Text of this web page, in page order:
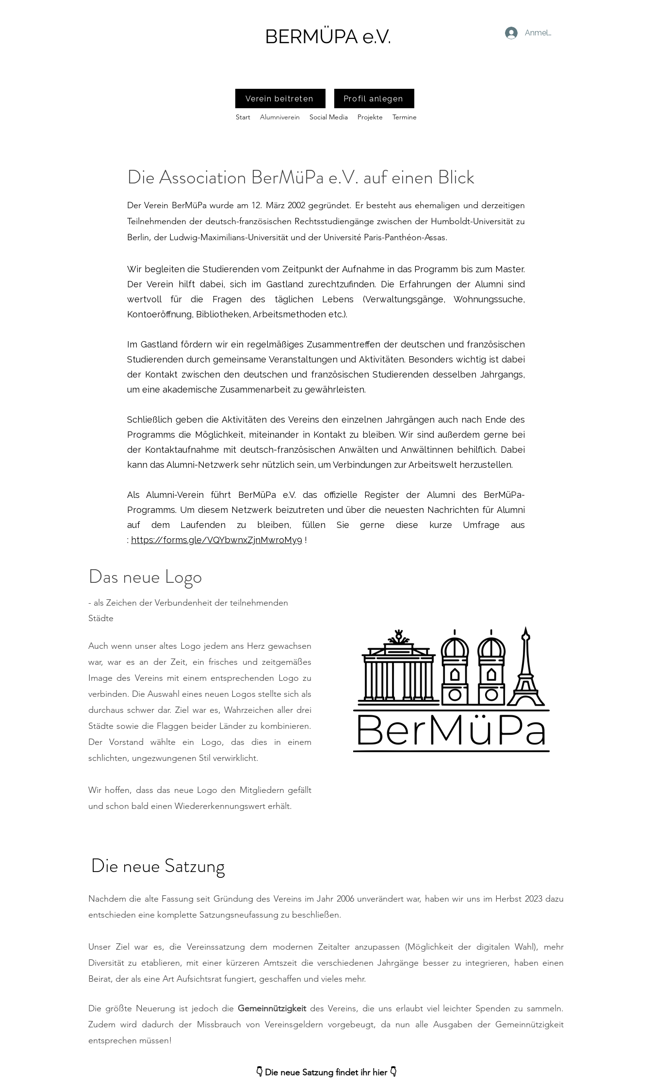
BERMÜPA e.V. Anmelden
Verein beitreten
Start Alumniverein Social Media Projekte Termine
Profil anlegen
Die Association BerMüPa e.V. auf einen Blick
Der Verein BerMüPa wurde am 12. März 2002 gegründet. Er besteht aus ehemaligen und derzeitigen
Teilnehmenden der deutsch-französischen Rechtsstudiengänge zwischen der Humboldt-Universität zu
Berlin, der Ludwig-Maximilians-Universität und der Université Paris-Panthéon-Assas.
Wir begleiten die Studierenden vom Zeitpunkt der Aufnahme in das Programm bis zum Master.
Der Verein hilft dabei, sich im Gastland zurechtzufinden. Die Erfahrungen der Alumni sind
wertvoll für die Fragen des täglichen Lebens (Verwaltungsgänge, Wohnungssuche,
Kontoeröffnung, Bibliotheken, Arbeitsmethoden etc.).
Im Gastland fördern wir ein regelmäßiges Zusammentreffen der deutschen und französischen
Studierenden durch gemeinsame Veranstaltungen und Aktivitäten. Besonders wichtig ist dabei
der Kontakt zwischen den deutschen und französischen Studierenden desselben Jahrgangs,
um eine akademische Zusammenarbeit zu gewährleisten.
Schließlich geben die Aktivitäten des Vereins den einzelnen Jahrgängen auch nach Ende des
Programms die Möglichkeit, miteinander in Kontakt zu bleiben. Wir sind außerdem gerne bei
der Kontaktaufnahme mit deutsch-französischen Anwälten und Anwältinnen behilflich. Dabei
kann das Alumni-Netzwerk sehr nützlich sein, um Verbindungen zur Arbeitswelt herzustellen.
Als Alumni-Verein führt BerMüPa e.V. das offizielle Register der Alumni des BerMüPa-
Programms. Um diesem Netzwerk beizutreten und über die neuesten Nachrichten für Alumni
auf dem Laufenden zu bleiben, füllen Sie gerne diese kurze Umfrage aus
: https://forms.gle/VQYbwnxZjnMwroMy9 !
Das neue Logo
- als Zeichen der Verbundenheit der teilnehmenden
Städte
Auch wenn unser altes Logo jedem ans Herz gewachsen
war, war es an der Zeit, ein frisches und zeitgemäßes
Image des Vereins mit einem entsprechenden Logo zu
verbinden. Die Auswahl eines neuen Logos stellte sich als
durchaus schwer dar. Ziel war es, Wahrzeichen aller drei
Städte sowie die Flaggen beider Länder zu kombinieren.
Der Vorstand wählte ein Logo, das dies in einem
schlichten, ungezwungenen Stil verwirklicht.
Wir hoffen, dass das neue Logo den Mitgliedern gefällt
und schon bald einen Wiedererkennungswert erhält.
Die neue Satzung
Nachdem die alte Fassung seit Gründung des Vereins im Jahr 2006 unverändert war, haben wir uns im Herbst 2023 dazu
entschieden eine komplette Satzungsneufassung zu beschließen.
Unser Ziel war es, die Vereinssatzung dem modernen Zeitalter anzupassen (Möglichkeit der digitalen Wahl), mehr
Diversität zu etablieren, mit einer kürzeren Amtszeit die verschiedenen Jahrgänge besser zu integrieren, haben einen
Beirat, der als eine Art Aufsichtsrat fungiert, geschaffen und vieles mehr.
Die größte Neuerung ist jedoch die Gemeinnützigkeitdes Vereins, die uns erlaubt viel leichter Spenden zu sammeln.
Zudem wird dadurch der Missbrauch von Vereinsgeldern vorgebeugt, da nun alle Ausgaben der Gemeinnützigkeit
entsprechen müssen!
👇 Die neue Satzung findet ihr hier 👇